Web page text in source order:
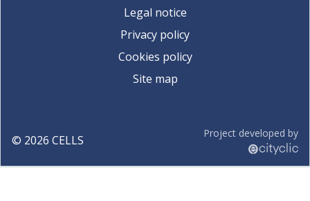
Legal notice
Privacy policy
Cookies policy
Site map
© 2026 CELLS Project developed by